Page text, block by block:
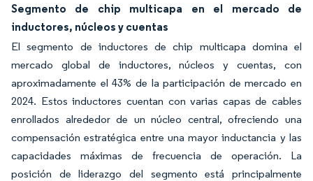
Segmento de chip multicapa en el mercado de
inductores, núcleos y cuentas
El segmento de inductores de chip multicapa domina el
mercado global de inductores, núcleos y cuentas, con
aproximadamente el 43% de la participación de mercado en
2024. Estos inductores cuentan con varias capas de cables
enrollados alrededor de un núcleo central, ofreciendo una
compensación estratégica entre una mayor inductancia y las
capacidades máximas de frecuencia de operación. La
posición de liderazgo del segmento está principalmente